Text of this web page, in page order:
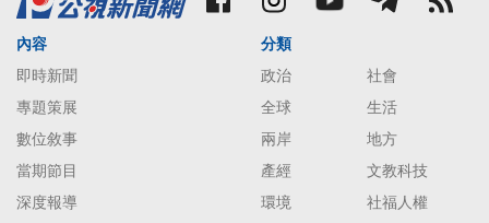
內容
即時新聞
專題策展
數位敘事
當期節目
深度報導
分類
政治
社會
全球
生活
兩岸
地方
產經
文教科技
環境
社福人權